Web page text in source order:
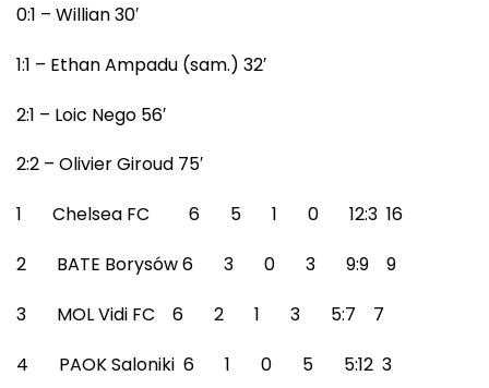
0:1 – Willian 30′
1:1 – Ethan Ampadu (sam.) 32′
2:1 – Loic Nego 56′
2:2 – Olivier Giroud 75′
1 Chelsea FC 6 5 1 0 12:3 16
2 BATE Borysów 6 3 0 3 9:9 9
3 MOL Vidi FC 6 2 1 3 5:7 7
4 PAOK Saloniki 6 1 0 5 5:12 3